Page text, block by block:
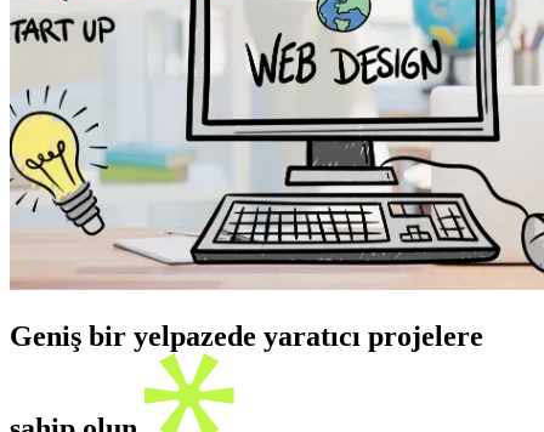
Geniş bir yelpazede yaratıcı projelere